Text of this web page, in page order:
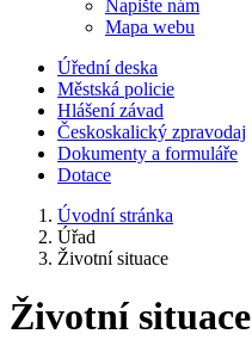
Napište nám
Mapa webu
Úřední deska
Městská policie
Hlášení závad
Českoskalický zpravodaj
Dokumenty a formuláře
Dotace
Úvodní stránka
Úřad
Životní situace
Životní situace